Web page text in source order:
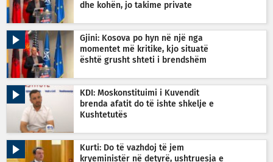
dhe kohën, jo takime private
Gjini: Kosova po hyn në një nga
momentet më kritike, kjo situatë
është grusht shteti i brendshëm
KDI: Moskonstituimi i Kuvendit
brenda afatit do të ishte shkelje e
Kushtetutës
Kurti: Do të vazhdoj të jem
kryeministër në detyrë, ushtruesja e